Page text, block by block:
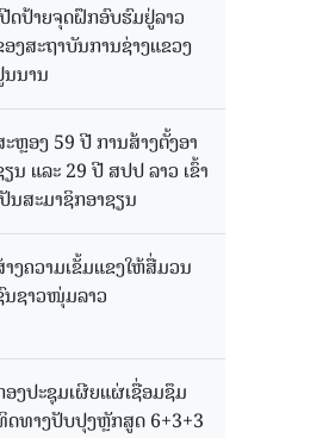
ປີດປ້າຍຈຸດຝຶກອົບຮົມຢູ່ລາວ
ງສະຖາບັນການຊ່າງແຂວງ
ນານ
ະຫຼອງ 59 ປີ ການສ້າງຕັ້ງອາ
ນ ແລະ 29 ປີ ສປປ ລາວ ເຂົ້າ
ນສະມາຊິກອາຊຽນ
າງຄວາມເຂັ້ມແຂງໃຫ້ສື່ມວນ
ຊາວໜຸ່ມລາວ
ງປະຊຸມເຜີຍແຜ່ເຊື່ອມຊຶມ
ທາງປັບປຸງຫຼັກສູດ 6+3+3